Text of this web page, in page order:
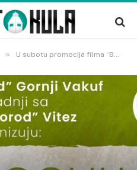
» U subotu promocija filma “Bedem” i knjige “ Memoari iza bedema”